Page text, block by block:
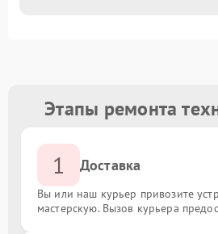
Этапы ремонта
1 Доставка
Вы или наш курьер привозите
мастерскую. Вызов курьера